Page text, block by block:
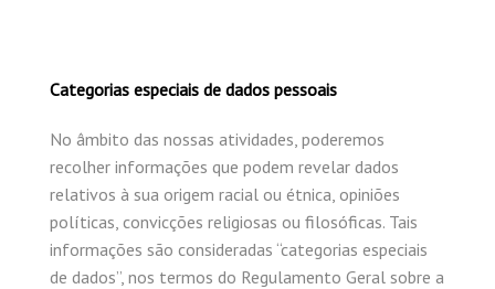
Categorias especiais de dados pessoais
No âmbito das nossas atividades, poderemos
recolher informações que podem revelar dados
relativos à sua origem racial ou étnica, opiniões
políticas, convicções religiosas ou filosóficas. Tais
informações são consideradas “categorias especiais
de dados”, nos termos do Regulamento Geral sobre a